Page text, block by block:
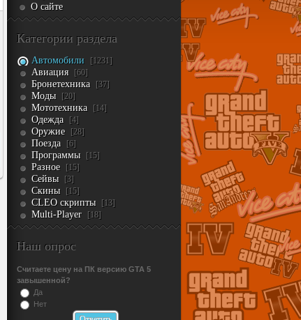
О сайте
Категории раздела
Автомобили [1231]
Авиация [60]
Бронетехника [37]
Моды [20]
Мототехника [14]
Одежда [4]
Оружие [28]
Поезда [6]
Программы [15]
Разное [15]
Сейвы [3]
Скины [15]
CLEO скрипты [13]
Multi-Player [18]
Наш опрос
Считаете цену на ПК версию GTA 5
завышенной?
Да
Нет